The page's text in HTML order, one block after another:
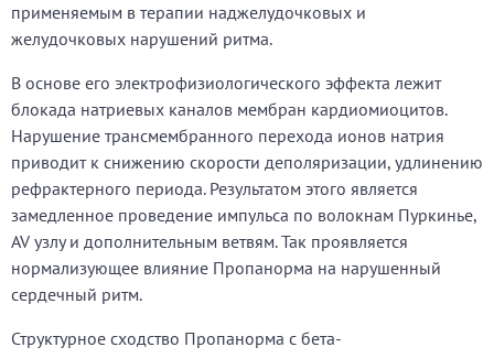
применяемым в терапии наджелудочковых и
желудочковых нарушений ритма.
В основе его электрофизиологического эффекта лежит
блокада натриевых каналов мембран кардиомиоцитов.
Нарушение трансмембранного перехода ионов натрия
приводит к снижению скорости деполяризации, удлинению
рефрактерного периода. Результатом этого является
замедленное проведение импульса по волокнам Пуркинье,
AV узлу и дополнительным ветвям. Так проявляется
нормализующее влияние Пропанорма на нарушенный
сердечный ритм.
Структурное сходство Пропанорма с бета-